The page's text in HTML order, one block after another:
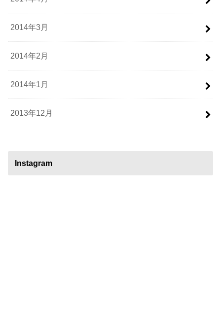
2014年3月
2014年2月
2014年1月
2013年12月
Instagram